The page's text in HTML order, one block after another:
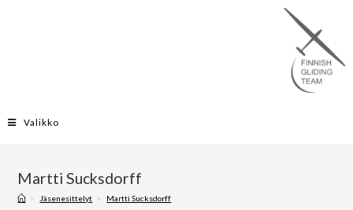
Valikko
Martti Sucksdorff
> Jäsenesittelyt > Martti Sucksdorff